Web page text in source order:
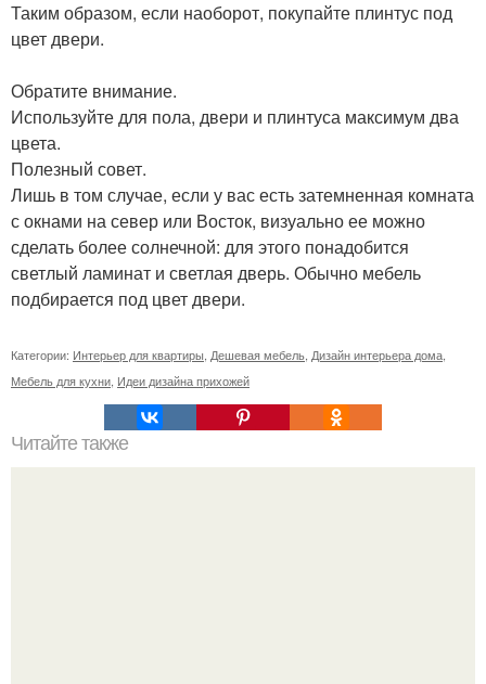
Таким образом, если наоборот, покупайте плинтус под
цвет двери.
Обратите внимание.
Используйте для пола, двери и плинтуса максимум два
цвета.
Полезный совет.
Лишь в том случае, если у вас есть затемненная комната
с окнами на север или Восток, визуально ее можно
сделать более солнечной: для этого понадобится
светлый ламинат и светлая дверь. Обычно мебель
подбирается под цвет двери.
Категории: Интерьер для квартиры, Дешевая мебель, Дизайн интерьера дома,
Мебель для кухни, Идеи дизайна прихожей
Читайте также